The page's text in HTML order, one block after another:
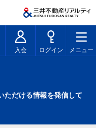
入会 ログイン メニュー
ただける情報を発信して